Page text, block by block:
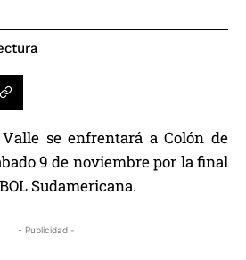
se enfrentará a Colón de
9 de noviembre por la final
Sudamericana.
- Publicidad -